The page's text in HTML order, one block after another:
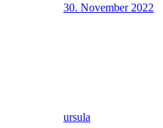
30. November 2022
ursula